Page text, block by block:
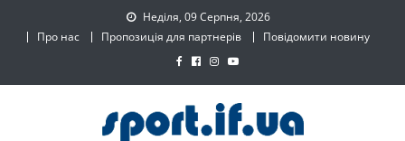
Неділя, 09 Серпня, 2026
Про нас
Пропозиція для партнерів Повідомити новину